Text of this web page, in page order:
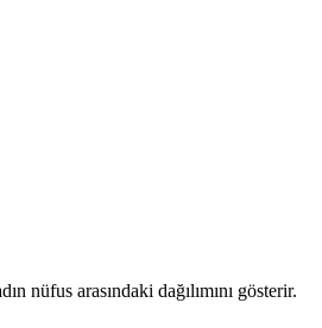
nüfus arasındaki dağılımını gösterir.